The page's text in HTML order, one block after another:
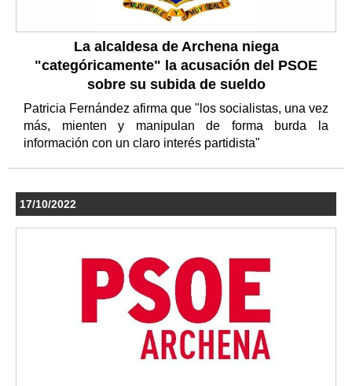
La alcaldesa de Archena niega
"categóricamente" la acusación del PSOE
sobre su subida de sueldo
Patricia Fernández afirma que "los socialistas, una vez
más, mienten y manipulan de forma burda la
información con un claro interés partidista"
17/10/2022